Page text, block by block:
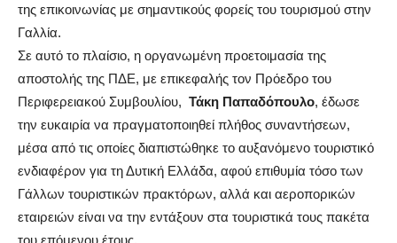
της επικοινωνίας με σημαντικούς φορείς του τουρισμού στην
Γαλλία.
Σε αυτό το πλαίσιο, η οργανωμένη προετοιμασία της
αποστολής της ΠΔΕ, με επικεφαλής τον Πρόεδρο του
Περιφερειακού Συμβουλίου, Τάκη Παπαδόπουλο, έδωσε
την ευκαιρία να πραγματοποιηθεί πλήθος συναντήσεων,
μέσα από τις οποίες διαπιστώθηκε το αυξανόμενο τουριστικό
ενδιαφέρον για τη Δυτική Ελλάδα, αφού επιθυμία τόσο των
Γάλλων τουριστικών πρακτόρων, αλλά και αεροπορικών
εταιρειών είναι να την εντάξουν στα τουριστικά τους πακέτα
του επόμενου έτους.